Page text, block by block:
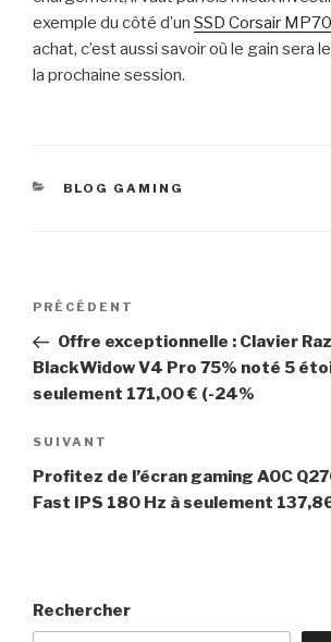
exemple du côté d’un SSD Corsair
achat, c’est aussi savoir où le gain sera
la prochaine session.
CATÉGORIES
BLOG GAMING
Navigation
l’article
Article
précédent
PRÉCÉDENT
Offre exceptionnelle : Clavier
BlackWidow V4 Pro 75% noté 5
seulement 171,00 € (-24%
Article
suivant
SUIVANT
Profitez de l’écran gaming AOC
Fast IPS 180 Hz à seulement
Rechercher